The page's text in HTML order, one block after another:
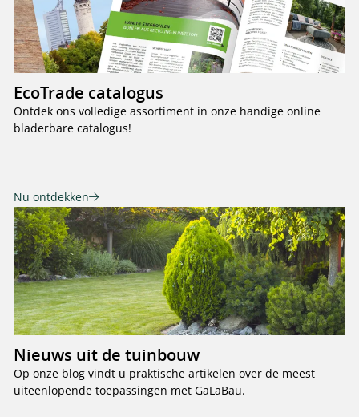
EcoTrade catalogus
Ontdek ons volledige assortiment in onze handige online
bladerbare catalogus!
Nu ontdekken
Nieuws uit de tuinbouw
Op onze blog vindt u praktische artikelen over de meest
uiteenlopende toepassingen met GaLaBau.